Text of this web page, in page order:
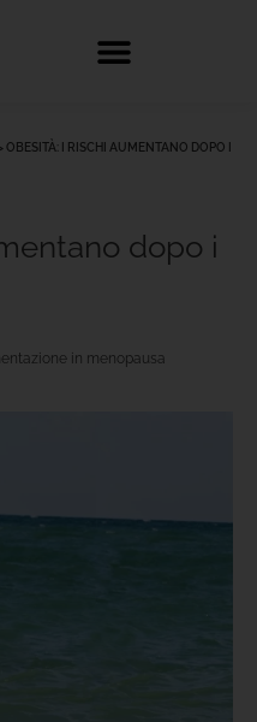
> OBESITÀ: I RISCHI AUMENTANO DOPO I
dopo i
in menopausa